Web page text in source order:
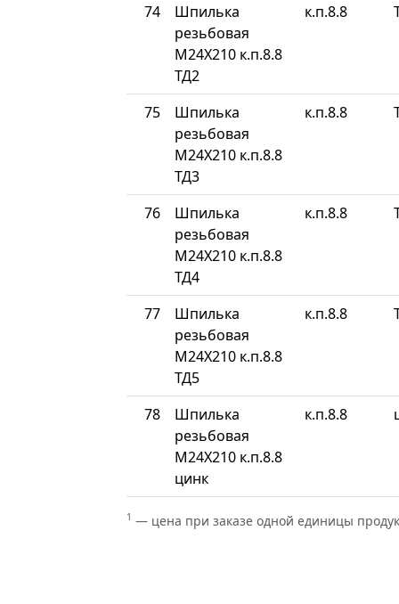
74
Шпилька
резьбовая
М24Х210 к.п.8.8
ТД2
к.п.8.8
75
Шпилька
резьбовая
М24Х210 к.п.8.8
ТД3
к.п.8.8
76
Шпилька
резьбовая
М24Х210 к.п.8.8
ТД4
к.п.8.8
77
Шпилька
резьбовая
М24Х210 к.п.8.8
ТД5
к.п.8.8
78
Шпилька
резьбовая
М24Х210 к.п.8.8
цинк
к.п.8.8
1 — цена при заказе одной единицы